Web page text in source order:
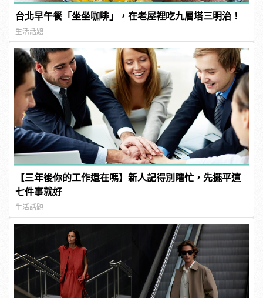
台北早午餐「坐坐咖啡」，在老屋裡吃九層塔三明治！
生活話題
【三年後你的工作還在嗎】新人記得別瞎忙，先擺平這
七件事就好
生活話題